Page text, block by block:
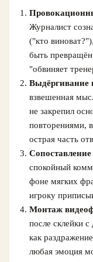
Журналист
("кто
быть превращён
"обвиняет
Выдёргивание
взвешенная
не закрепил
повторениями,
острая часть
спокойный
фоне мягких
игроку
Монтаж
после склейки
как
любая эмоция